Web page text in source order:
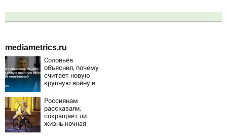
mediametrics.ru
Соловьёв
объяснил, почему
считает новую
крупную войну в
неизбежной
Россиянам
рассказали,
сокращает ли
жизнь ночная